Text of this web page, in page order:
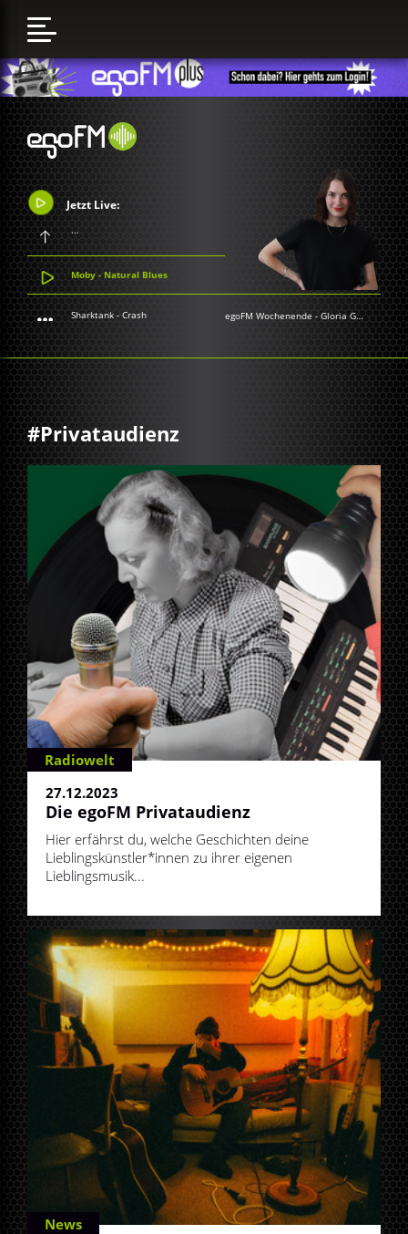
Jetzt Live:
...
Moby - Natural Blues
Sharktank - Crash egoFM Wochenende -Gloria Grünwald
#Privataudienz
Radiowelt
27.12.2023
Die egoFM Privataudienz
Hier erfährst du, welche Geschichten deine
Lieblingskünstler*innen zu ihrer eigenen
Lieblingsmusik...
News